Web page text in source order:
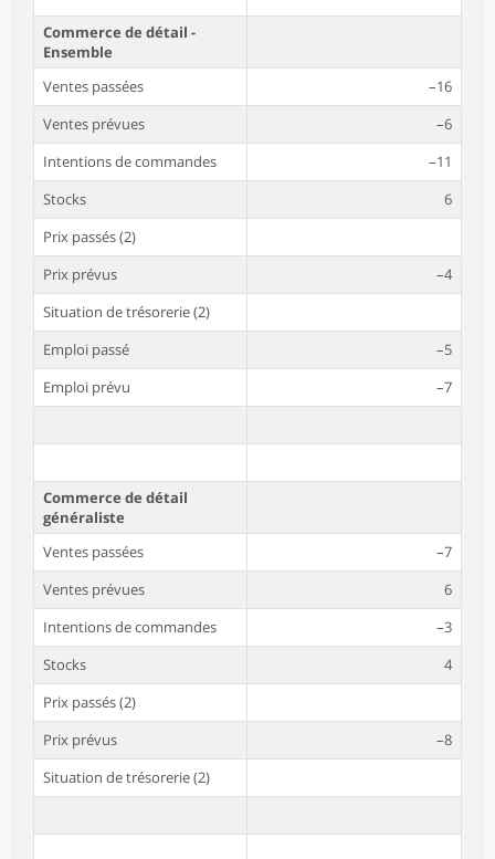
Commerce de détail -
Ensemble
Ventes passées
–16
Ventes prévues
–6
Intentions de commandes
–11
Stocks
6
Prix passés (2)
Prix prévus
–4
Situation de trésorerie (2)
Emploi passé
–5
Emploi prévu
–7
Commerce de détail
généraliste
Ventes passées
–7
Ventes prévues
6
Intentions de commandes
–3
Stocks
4
Prix passés (2)
Prix prévus
–8
Situation de trésorerie (2)